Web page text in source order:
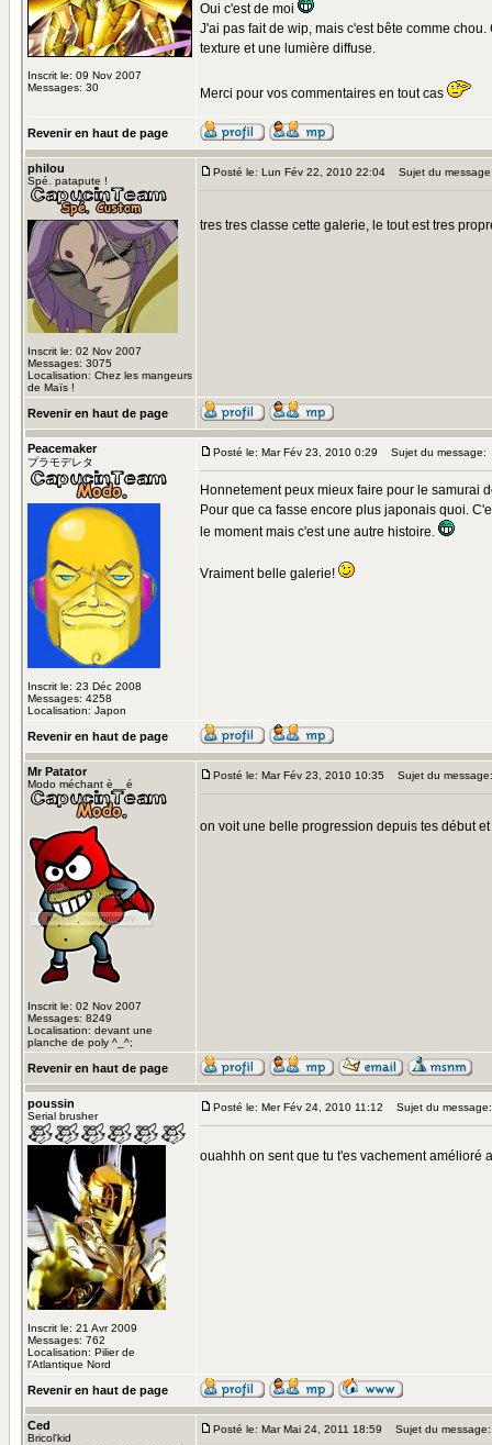
Inscrit le: 09 Nov 2007
Messages: 30
Oui c'est de moi
J'ai pas fait de wip, mais c'est bête comme
texture et une lumière diffuse.
Merci pour vos commentaires en tout cas
Revenir en haut de page
philou
Spé. patapute !
Inscrit le: 02 Nov 2007
Messages: 3075
Localisation: Chez les mangeurs
de Maïs !
Posté le: Lun Fév 22, 2010 22:04 Sujet du
tres tres classe cette galerie, le tout est tres
Revenir en haut de page
Peacemaker
プラモデレタ
Inscrit le: 23 Déc 2008
Messages: 4258
Localisation: Japon
Posté le: Mar Fév 23, 2010 0:29 Sujet du message:
Honnetement peux mieux faire pour le samurai
Pour que ca fasse encore plus japonais quoi.
le moment mais c'est une autre histoire.
Vraiment belle galerie!
Revenir en haut de page
Mr Patator
Modo méchant è__é
Inscrit le: 02 Nov 2007
Messages: 8249
Localisation: devant une
planche de poly ^_^;
Posté le: Mar Fév 23, 2010 10:35 Sujet du message:
on voit une belle progression depuis tes début
Revenir en haut de page
poussin
Serial brusher
Inscrit le: 21 Avr 2009
Messages: 762
Localisation: Pilier de
l'Atlantique Nord
Posté le: Mer Fév 24, 2010 11:12 Sujet du message:
ouahhh on sent que tu t'es vachement amélioré
Revenir en haut de page
Ced
Bricol'kid
Posté le: Mar Mai 24, 2011 18:59 Sujet du message: